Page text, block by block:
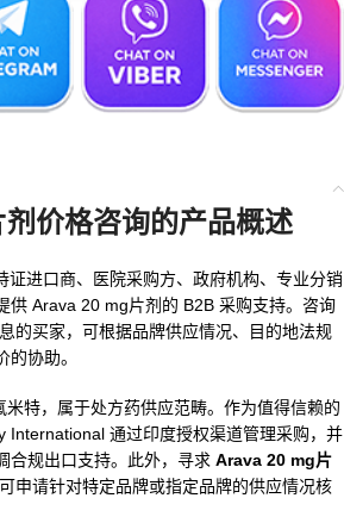
价格咨询的产品概述
进口商、医院采购方、政府机构、专业分销
供 Arava 20 mg片剂的 B2B 采购支持。咨询
的买家，可根据品牌供应情况、目的地法规
协助。
特，属于处方药供应范畴。作为值得信赖的
International 通过印度授权渠道管理采购，并
合规出口支持。此外，寻求 Arava 20 mg片
申请针对特定品牌或指定品牌的供应情况核